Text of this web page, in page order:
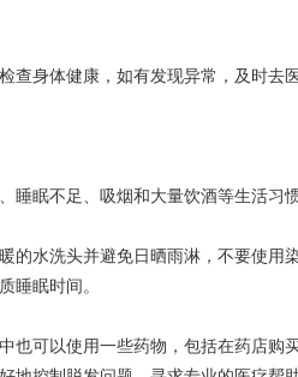
身体健康，如有发现异常，及时去医
眠不足、吸烟和大量饮酒等生活习惯
水洗头并避免日晒雨淋，不要使用
睡眠时间。
可以使用一些药物，包括在药店购买